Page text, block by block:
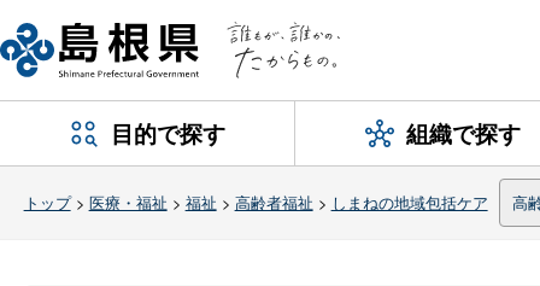
目的で探す 組織で探す
トップ> 医療・福祉 > 福祉 > 高齢者福祉 > しまねの地域包括ケア 高